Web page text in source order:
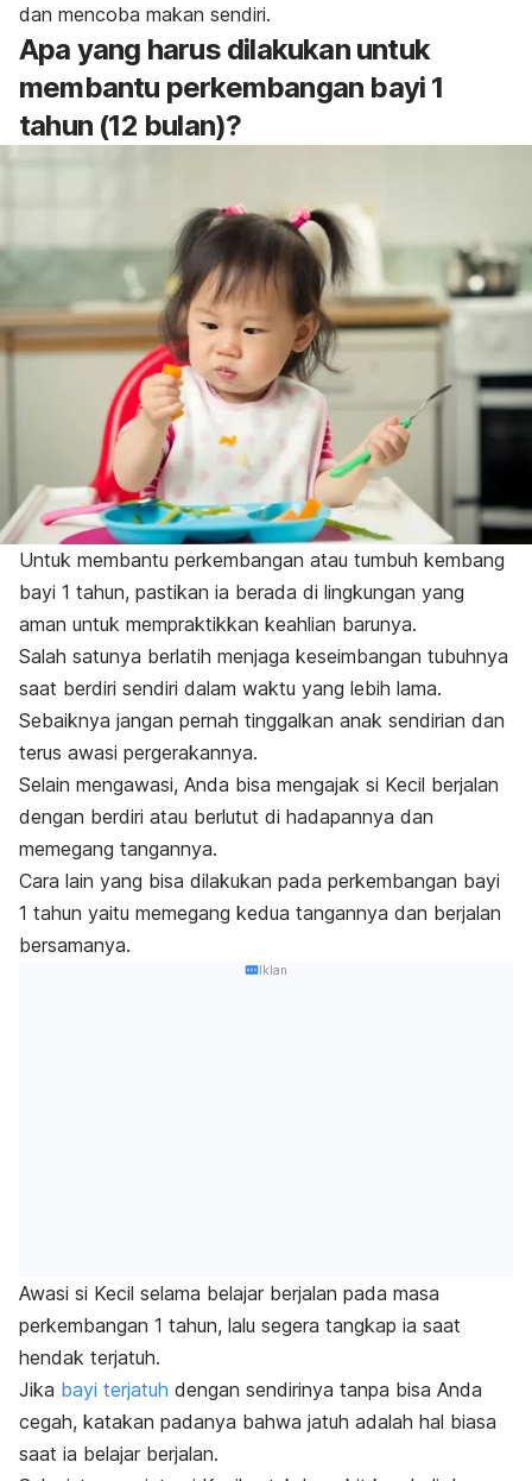
dan mencoba makan sendiri.
Apa yang harus dilakukan untuk
membantu perkembangan bayi 1
tahun (12 bulan)?
Untuk membantu perkembangan atau tumbuh kembang
bayi 1 tahun, pastikan ia berada di lingkungan yang
aman untuk mempraktikkan keahlian barunya.
Salah satunya berlatih menjaga keseimbangan tubuhnya
saat berdiri sendiri dalam waktu yang lebih lama.
Sebaiknya jangan pernah tinggalkan anak sendirian dan
terus awasi pergerakannya.
Selain mengawasi, Anda bisa mengajak si Kecil berjalan
dengan berdiri atau berlutut di hadapannya dan
memegang tangannya.
Cara lain yang bisa dilakukan pada perkembangan bayi
1 tahun yaitu memegang kedua tangannya dan berjalan
bersamanya.
Iklan
Awasi si Kecil selama belajar berjalan pada masa
perkembangan 1 tahun, lalu segera tangkap ia saat
hendak terjatuh.
Jika bayi terjatuh dengan sendirinya tanpa bisa Anda
cegah, katakan padanya bahwa jatuh adalah hal biasa
saat ia belajar berjalan.